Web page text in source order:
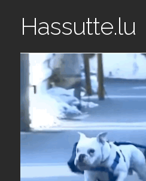
Hassutte.lu